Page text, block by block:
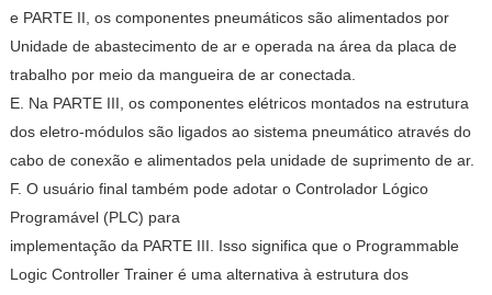
e PARTE II, os componentes pneumáticos são alimentados por
Unidade de abastecimento de ar e operada na área da placa de
trabalho por meio da mangueira de ar conectada.
E. Na PARTE III, os componentes elétricos montados na estrutura
dos eletro-módulos são ligados ao sistema pneumático através do
cabo de conexão e alimentados pela unidade de suprimento de ar.
F. O usuário final também pode adotar o Controlador Lógico
Programável (PLC) para
implementação da PARTE III. Isso significa que o Programmable
Logic Controller Trainer é uma alternativa à estrutura dos